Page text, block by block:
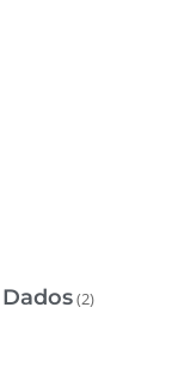
(2)